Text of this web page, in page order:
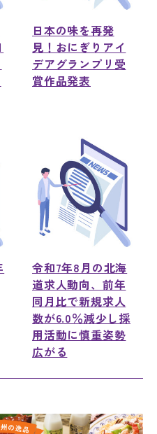
日本の味を再発
見！おにぎりアイ
デアグランプリ受
賞作品発表
令和7年8月の北海
道求人動向、前年
同月比で新規求人
数が6.0％減少し採
用活動に慎重姿勢
広がる